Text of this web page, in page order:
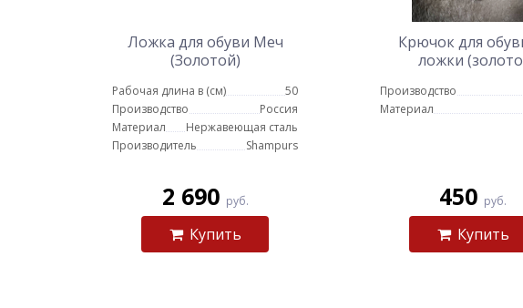
Ложка для обуви Меч
(Золотой)
Рабочая длина в (см)
50
Производство
Россия
Материал
Нержавеющая сталь
Производитель
Shampurs
2 690 руб.
Купить
Крючок для
ложки
Производство
Материал
450 руб.
Купить